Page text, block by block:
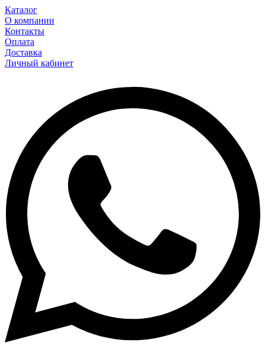
Каталог
О компании
Контакты
Оплата
Доставка
Личный кабинет